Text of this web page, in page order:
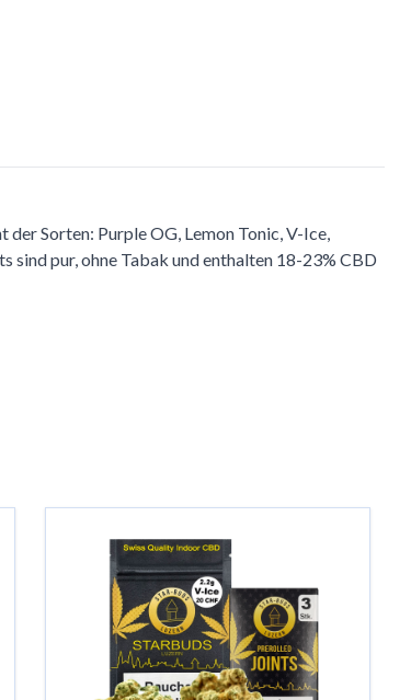
Sorten: Purple OG, Lemon Tonic, V-Ice,
sind pur, ohne Tabak und enthalten 18-23% CBD